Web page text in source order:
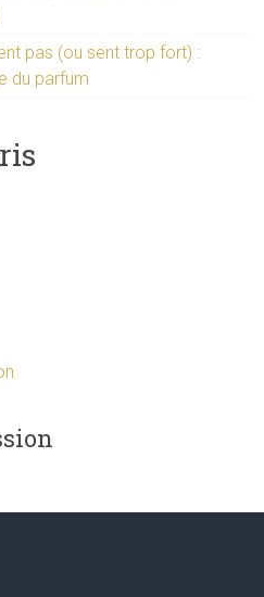
pas (ou sent trop fort) :
du parfum